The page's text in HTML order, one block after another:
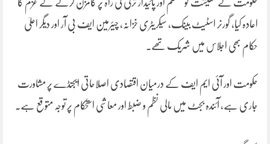
حکومت نے معیشت کو مستحکم اور پائیدار ترقی کی راہ پر گامزن کرنے کے عزم کا
اعادہ کیا، گورنر اسٹیٹ بینک، سیکریٹری خزانہ، چیئرمین ایف بی آر اور دیگر اعلیٰ
حکام بھی اجلاس میں شریک تھے۔
حکومت اور آئی ایم ایف کے درمیان اقتصادی اصلاحاتی ایجنڈے پر مشاورت
جاری ہے، آئندہ بجٹ میں مالی نظم و ضبط اور معاشی استحکام پر توجہ متوقع ہے۔